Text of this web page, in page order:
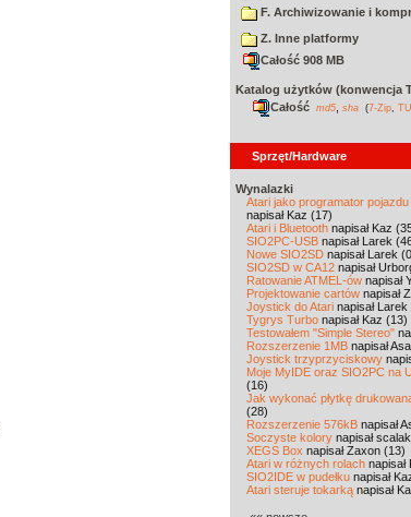
F. Archiwizowanie i
Z. Inne platformy
Całość 908 MB
Katalog użytków (konwencja
Całość md5 sha (7-Zip
Sprzęt/Hardware
Wynalazki
Atari jako programator
napisał Kaz (17)
Atari i Bluetooth napisał Kaz
SIO2PC-USB napisał Larek
Nowe SIO2SD napisał Larek
SIO2SD w CA12 napisał
Ratowanie ATMEL-ów napisał
Projektowanie cartów napisał
Joystick do Atari napisał Larek
Tygrys Turbo napisał Kaz (13)
Testowałem "Simple Stereo"
Rozszerzenie 1MB napisał
Joystick trzyprzyciskowy
Moje MyIDE oraz SIO2PC na
(16)
Jak wykonać płytkę
(28)
Rozszerzenie 576kB napisał
Soczyste kolory napisał
XEGS Box napisał Zaxon (13)
Atari w różnych rolach
SIO2IDE w pudełku napisał
Atari steruje tokarką napisał